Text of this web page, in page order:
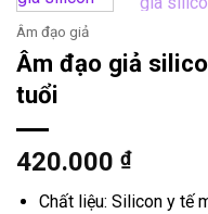
Âm đạo giả
Âm đạo giả
tuổi
420.000 ₫
Chất liệu: Silicon y tế